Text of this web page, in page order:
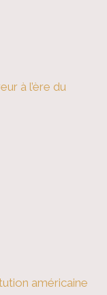
à l’ère du
américaine